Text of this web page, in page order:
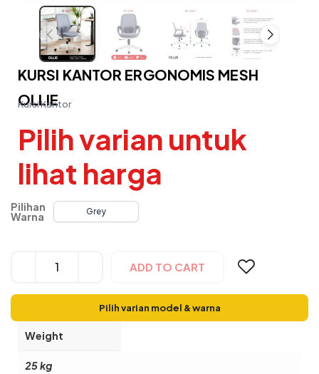
KURSI KANTOR ERGONOMIS MESH
OLLIE
Kursi Kantor
Pilih varian untuk
lihat harga
Pilihan
Warna Grey
ADD TO CART
Alternative:
Pilih varian model & warna
Weight
25 kg